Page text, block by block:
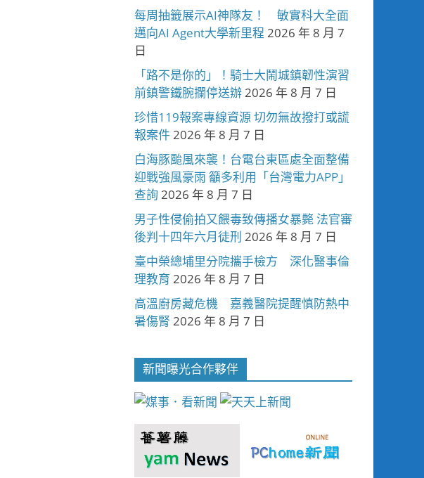
每周抽籤展示AI神隊友！ 敏實科大全面
邁向AI Agent大學新里程 2026 年 8 月 7
日
「路不是你的」！騎士大鬧城鎮韌性演習
前鎮警鐵腕攔停送辦2026 年 8 月 7 日
珍惜119報案專線資源 切勿無故撥打或謊
報案件2026 年 8 月 7 日
白海豚颱風來襲！台電台東區處全面整備
迎戰強風豪雨 籲多利用「台灣電力APP」
查詢 2026 年 8 月 7 日
男子性侵偷拍又餵毒致傳播女暴斃 法官審
後判十四年六月徒刑 2026 年 8 月 7 日
臺中榮總埔里分院攜手檢方 深化醫事倫
理教育 2026 年 8 月 7 日
高溫廚房藏危機 嘉義醫院提醒慎防熱中
暑傷腎 2026 年 8 月 7 日
新聞曝光合作夥伴